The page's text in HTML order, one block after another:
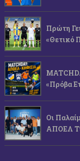
Πρώτη
«Θετικό
«Πρόβα
Οι
ΑΠΟΕΛ